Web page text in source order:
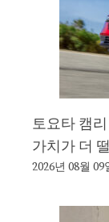
토요타 캠
가치가 더
2026년 08월 09